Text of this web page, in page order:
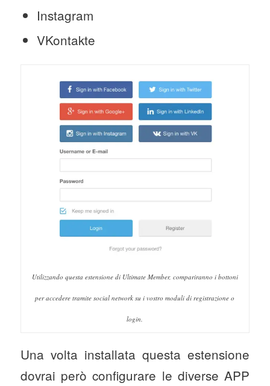
Instagram
VKontakte
Utilizzando questa estensione di Ultimate Member, compariranno i bottoni
per accedere tramite social network su i vostro moduli di registrazione o
login.
Una volta installata questa estensione
dovrai però configurare le diverse APP